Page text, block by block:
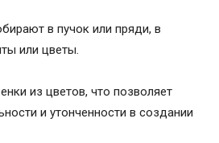
в пучок или пряди, в
или цветы.
из цветов, что позволяет
и утонченности в создании